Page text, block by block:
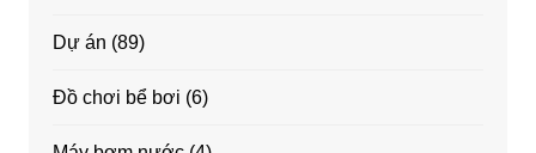
Dự án (89)
Đồ chơi bể bơi (6)